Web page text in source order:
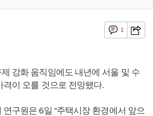
1
강화 움직임에도 내년에 서울 및 수
격이 오를 것으로 전망됐다.
연구원은 6일 “주택시장 환경에서 앞으